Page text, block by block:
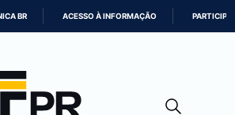
CONTEÚDO
BR ACESSO À INFORMAÇÃO PARTICIPE